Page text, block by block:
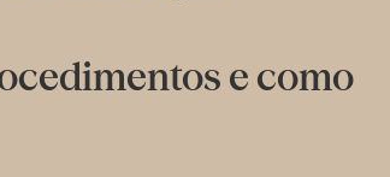
e como